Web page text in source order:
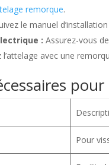
remorque.
le manuel
:Assurez-vous
l’attelage avec une
pour
Pour